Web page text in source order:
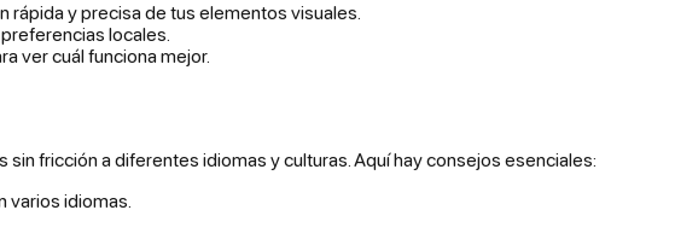
rápida y precisa de tus elementos visuales.
locales.
ver cuál funciona mejor.
fricción a diferentes idiomas y culturas. Aquí hay consejos esenciales:
varios idiomas.